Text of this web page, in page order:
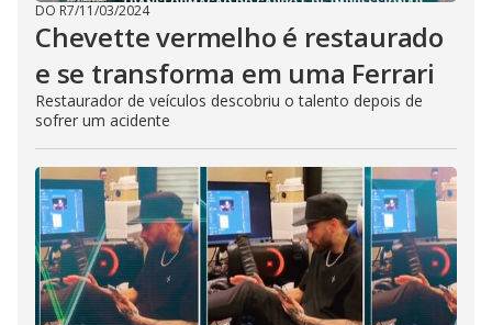
DO R7/11/03/2024
Chevette vermelho é restaurado
e se transforma em uma Ferrari
Restaurador de veículos descobriu o talento depois de
sofrer um acidente